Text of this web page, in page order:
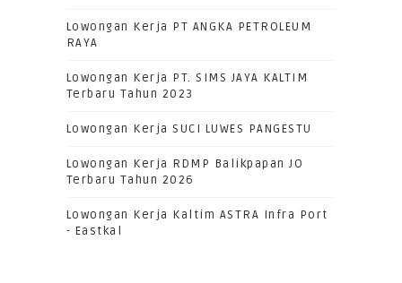
Lowongan Kerja PT ANGKA PETROLEUM
RAYA
Lowongan Kerja PT. SIMS JAYA KALTIM
Terbaru Tahun 2023
Lowongan Kerja SUCI LUWES PANGESTU
Lowongan Kerja RDMP Balikpapan JO
Terbaru Tahun 2026
Lowongan Kerja Kaltim ASTRA Infra Port
- Eastkal